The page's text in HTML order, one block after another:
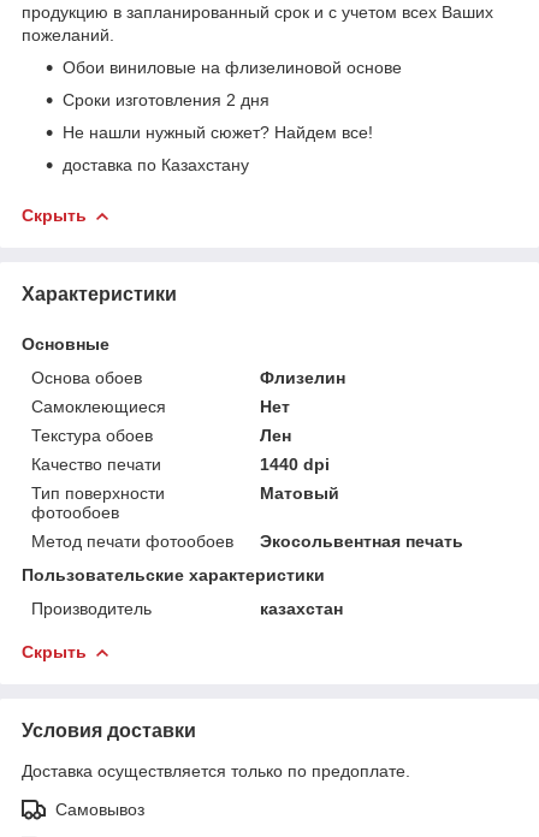
продукцию в запланированный срок и с учетом всех Ваших
пожеланий.
Обои виниловые на флизелиновой основе
Сроки изготовления 2 дня
Не нашли нужный сюжет? Найдем все!
доставка по Казахстану
Скрыть
Характеристики
Основные
Основа обоев
Флизелин
Самоклеющиеся
Нет
Текстура обоев
Лен
Качество печати
1440 dpi
Тип поверхности
фотообоев
Матовый
Метод печати фотообоев
Экосольвентная печать
Пользовательские характеристики
Производитель
казахстан
Скрыть
Условия доставки
Доставка осуществляется только по предоплате.
Самовывоз